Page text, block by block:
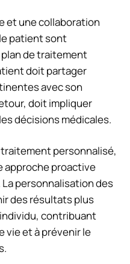
et une collaboration
patient sont
de traitement
doit partager
avec son
doit impliquer
décisions médicales.
personnalisé,
approche proactive
personnalisation des
des résultats plus
contribuant
vie et à prévenir le